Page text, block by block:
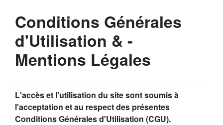
Conditions Générales
d'Utilisation & -
Mentions Légales
L'accès et l'utilisation du site sont soumis à
l'acceptation et au respect des présentes
Conditions Générales d'Utilisation (CGU).